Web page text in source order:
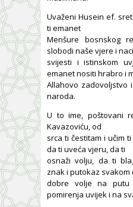
Uvaženi Husein ef.
ti emanet
Menšure bosnskog
slobodi naše vjere i
svijesti i istinskom
emanet nositi hrabro i
Allahovo zadovoljstvo
naroda.
U to ime, poštovani
Kavazoviću, od
srca ti čestitam i učim
da ti uveća vjeru, da ti
osnaži volju, da ti
znak i putokaz svakom
dobre volje na putu
pomirenja uvijek i na